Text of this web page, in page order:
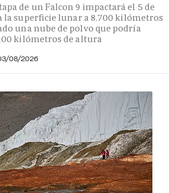
de un Falcon 9 impactará el 5 de
la superficie lunar a 8.700 kilómetros
una nube de polvo que podría
kilómetros de altura
08/2026